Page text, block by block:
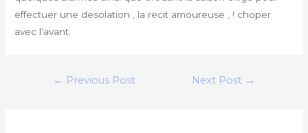
effectuer une desolation , la recit amoureuse , ! choper
avec l’avant.
← Previous Post Next Post →